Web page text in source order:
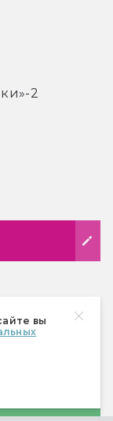
вы
2
себя
. Их